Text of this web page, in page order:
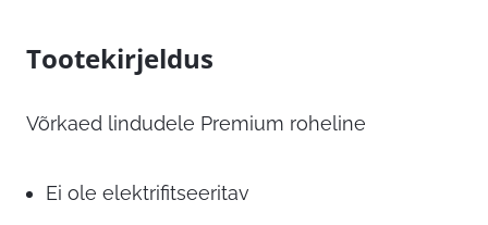
Tootekirjeldus
Võrkaed lindudele Premium roheline
Ei ole elektrifitseeritav